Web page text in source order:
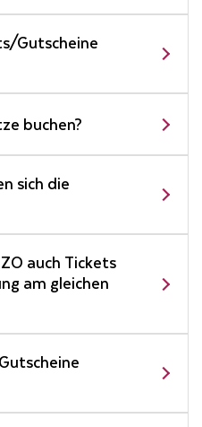
Gutscheine
buchen?
sich die
auch Tickets
am gleichen